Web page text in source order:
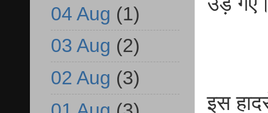
इस
04 Aug (1)
03 Aug (2)
02 Aug (3)